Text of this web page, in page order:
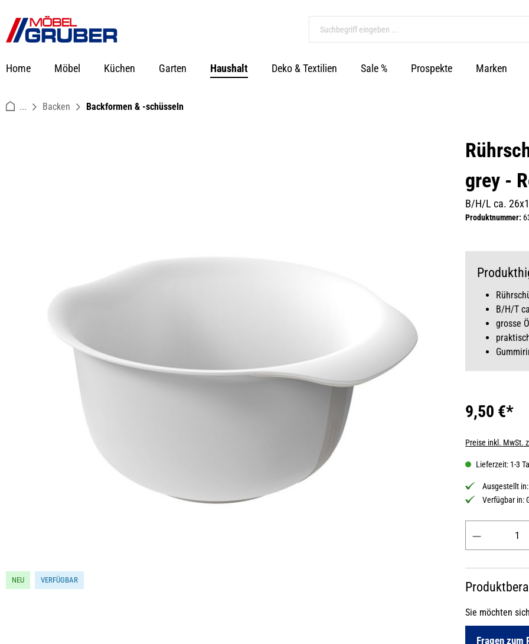
Zur Hauptnavigation springen
Home Möbel Küchen Garten Haushalt Deko & Textilien Sale % Prospekte Marken
... Backen Backformen & -schüsseln
NEU VERFÜGBAR
grey -
B/H/L ca.
Produktnummer:
B/H/T
grosse
9,50 €*
Preise inkl. MwSt.
Lieferzeit: 1-3
Ausgestellt
Verfügbar in:
Sie möchten
Fragen zum